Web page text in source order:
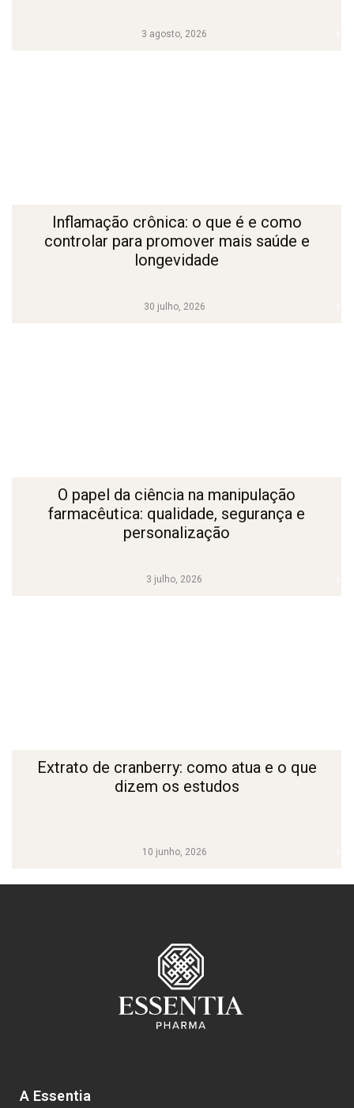
3 agosto, 2026
30 julho, 2026
Inflamação crônica: o que é e como
controlar para promover mais saúde e
longevidade
3 julho, 2026
O papel da ciência na manipulação
farmacêutica: qualidade, segurança e
personalização
10 junho, 2026
Extrato de cranberry: como atua e o que
dizem os estudos
A Essentia